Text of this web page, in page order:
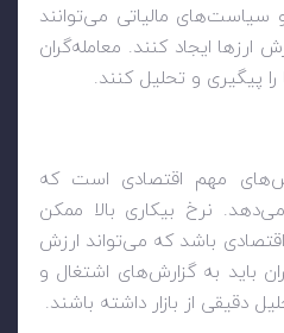
سیاست‌های مالیاتی می‌توانند
ارزها ایجاد کنند. معامله‌گران
پیگیری و تحلیل کنند.
مهم اقتصادی است که
نرخ بیکاری بالا ممکن
باشد که می‌تواند ارزش
باید به گزارش‌های اشتغال و
دقیقی از بازار داشته باشند.